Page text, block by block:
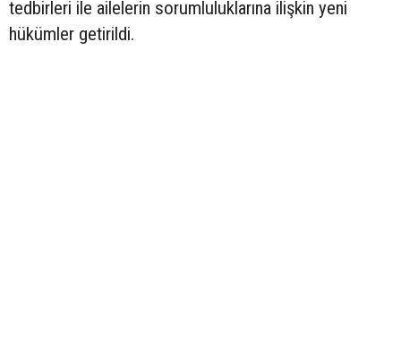
tedbirleri ile ailelerin sorumluluklarına ilişkin yeni
hükümler getirildi.